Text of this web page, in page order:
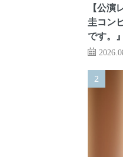
【公
圭コン
です。』